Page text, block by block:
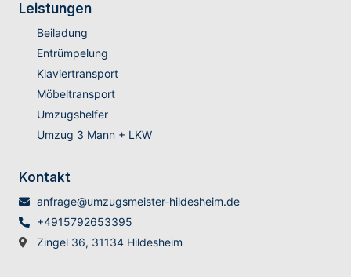
Leistungen
Beiladung
Entrümpelung
Klaviertransport
Möbeltransport
Umzugshelfer
Umzug 3 Mann + LKW
Kontakt
anfrage@umzugsmeister-hildesheim.de
+4915792653395
Zingel 36, 31134 Hildesheim